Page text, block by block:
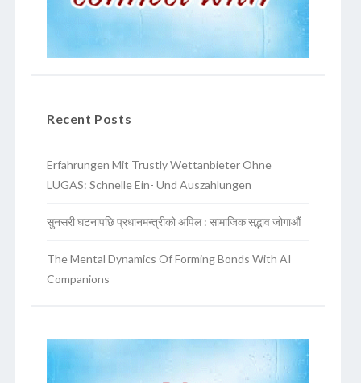
Recent Posts
Erfahrungen Mit Trustly Wettanbieter Ohne
LUGAS: Schnelle Ein- Und Auszahlungen
सुनसरी घटनापछि प्रधानमन्त्रीको अपिल : सामाजिक सद्भाव जोगाऔं
The Mental Dynamics Of Forming Bonds With AI
Companions